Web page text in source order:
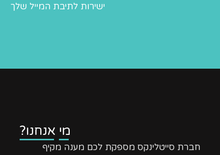
ישירות לתיבת המייל שלך
מי אנחנו?
חברת סייטלינקס מספקת לכם מענה מקיף